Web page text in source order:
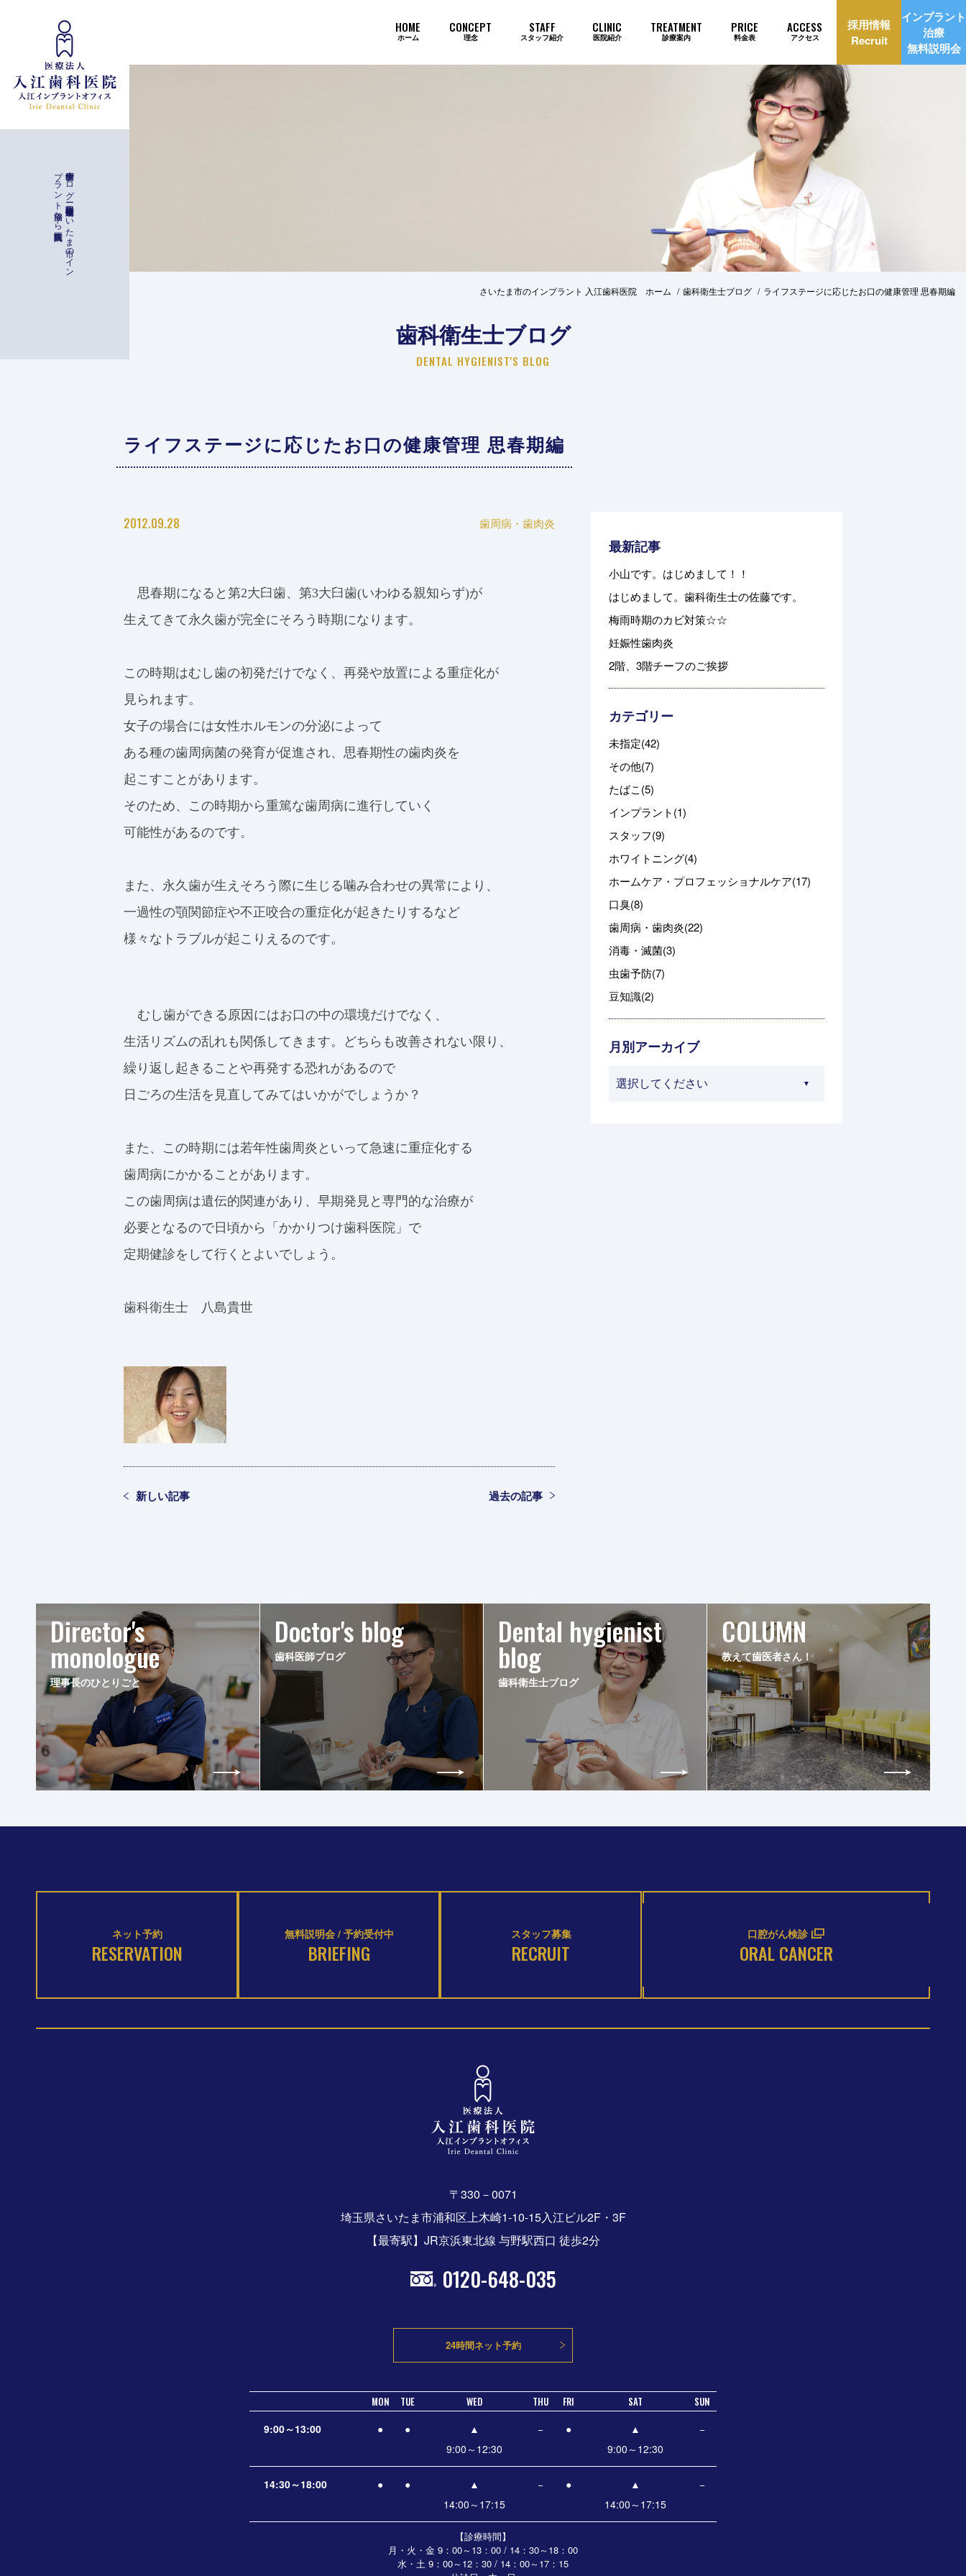
歯科衛生士ブ
ロ
グ
ー
与野駅徒歩二分
埼玉県さ
い
た
ま
市の
イ
ン
プ
ラ
ン
ト
治療な
ら
入江歯科医院
HOME
ホーム
CONCEPT
理念
STAFF
スタッフ紹介
CLINIC
医院紹介
TREATMENT
診療案内
インプラント治療自動見積もり
PRICE
料金表
ACCESS
アクセス
採用情報
Recruit
インプラント
治療
無料説明会
さいたま市のインプラント 入江歯科医院 ホーム 歯科衛生士ブログ ライフステージに応じたお口の健康管理 思春期編
歯科衛生士ブログ
DENTAL HYGIENIST'S BLOG
ライフステージに応じたお口の健康管理 思春期編
2012.09.28 歯周病・歯肉炎
思春期になると第2大臼歯、第3大臼歯(いわゆる親知らず)が
生えてきて永久歯が完全にそろう時期になります。
この時期はむし歯の初発だけでなく、再発や放置による重症化が
見られます。
女子の場合には女性ホルモンの分泌によって
ある種の歯周病菌の発育が促進され、思春期性の歯肉炎を
起こすことがあります。
そのため、この時期から重篤な歯周病に進行していく
可能性があるのです。
また、永久歯が生えそろう際に生じる噛み合わせの異常により、
一過性の顎関節症や不正咬合の重症化が起きたりするなど
様々なトラブルが起こりえるのです。
むし歯ができる原因にはお口の中の環境だけでなく、
生活リズムの乱れも関係してきます。どちらも改善されない限り、
繰り返し起きることや再発する恐れがあるので
日ごろの生活を見直してみてはいかがでしょうか？
また、この時期には若年性歯周炎といって急速に重症化する
歯周病にかかることがあります。
この歯周病は遺伝的関連があり、早期発見と専門的な治療が
必要となるので日頃から「かかりつけ歯科医院」で
定期健診をして行くとよいでしょう。
歯科衛生士 八島貴世
新しい記事 過去の記事
最新記事
小山です。はじめまして！！
はじめまして。歯科衛生士の佐藤です。
梅雨時期のカビ対策☆☆
妊娠性歯肉炎
2階、3階チーフのご挨拶
カテゴリー
未指定(42)
その他(7)
たばこ(5)
インプラント(1)
スタッフ(9)
ホワイトニング(4)
ホームケア・プロフェッショナルケア(17)
口臭(8)
歯周病・歯肉炎(22)
消毒・滅菌(3)
虫歯予防(7)
豆知識(2)
月別アーカイブ
Director's
monologue
理事長のひとりごと
Doctor's blog
歯科医師ブログ
Dental hygienist
blog
歯科衛生士ブログ
COLUMN
教えて歯医者さん！
ネット予約
RESERVATION
無料説明会 / 予約受付中
BRIEFING
スタッフ募集
RECRUIT
口腔がん検診
ORAL CANCER
〒330－0071
埼玉県さいたま市浦和区上木崎1-10-15入江ビル2F・3F
【最寄駅】JR京浜東北線 与野駅西口 徒歩2分
0120-648-035
24時間ネット予約
MON TUE WED THU FRI SAT SUN
【診療時間】
月・火・金 9：00～13：00 / 14：30～18：00
水・土 9：00～12：30 / 14：00～17：15
9:00～13:00 ● ●
▲
9:00～12:30
− ●
▲
9:00～12:30
−
14:30～18:00 ● ●
▲
14:00～17:15
− ●
▲
14:00～17:15
−